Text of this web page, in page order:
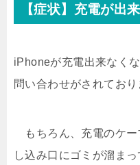
【症状】充電が出
iPhoneが充電出来なく
問い合わせがされており
もちろん、充電のケー
し込み口にゴミが溜ま